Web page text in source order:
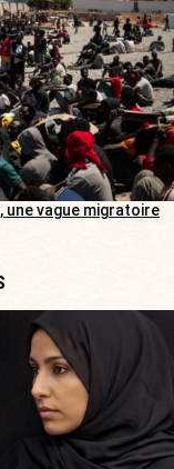
une vague migratoire